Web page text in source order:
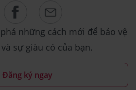
những cách mới để bảo vệ
sự giàu có của bạn.
Đăng ký ngay